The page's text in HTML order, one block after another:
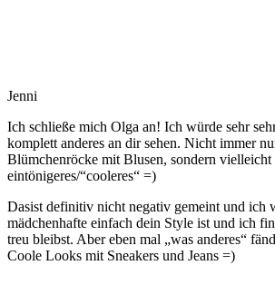
Jenni
Ich schließe mich Olga an! Ich würde sehr
komplett anderes an dir sehen. Nicht immer
Blümchenröcke mit Blusen, sondern vielleicht
eintönigeres/“cooleres“ =)
Dasist definitiv nicht negativ gemeint und ich
mädchenhafte einfach dein Style ist und ich
treu bleibst. Aber eben mal „was anderes“
Coole Looks mit Sneakers und Jeans =)